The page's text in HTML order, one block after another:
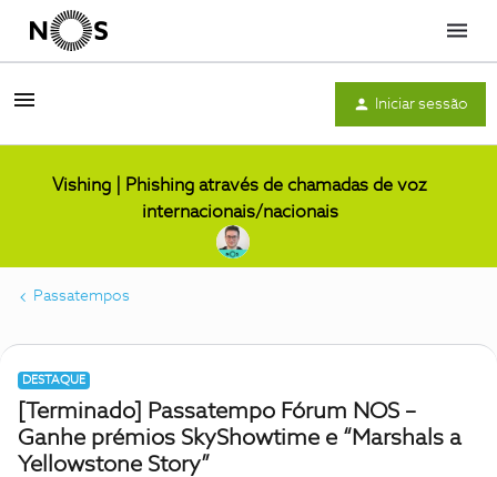
Menu
Iniciar sessão
Vishing | Phishing através de chamadas de voz
internacionais/nacionais
Passatempos
DESTAQUE
[Terminado] Passatempo Fórum NOS –
Ganhe prémios SkyShowtime e “Marshals a
Yellowstone Story”